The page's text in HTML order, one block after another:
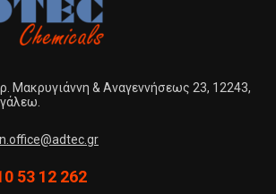
Μακρυγιάννη & Αναγεννήσεως 23, 12243,
53 12 262